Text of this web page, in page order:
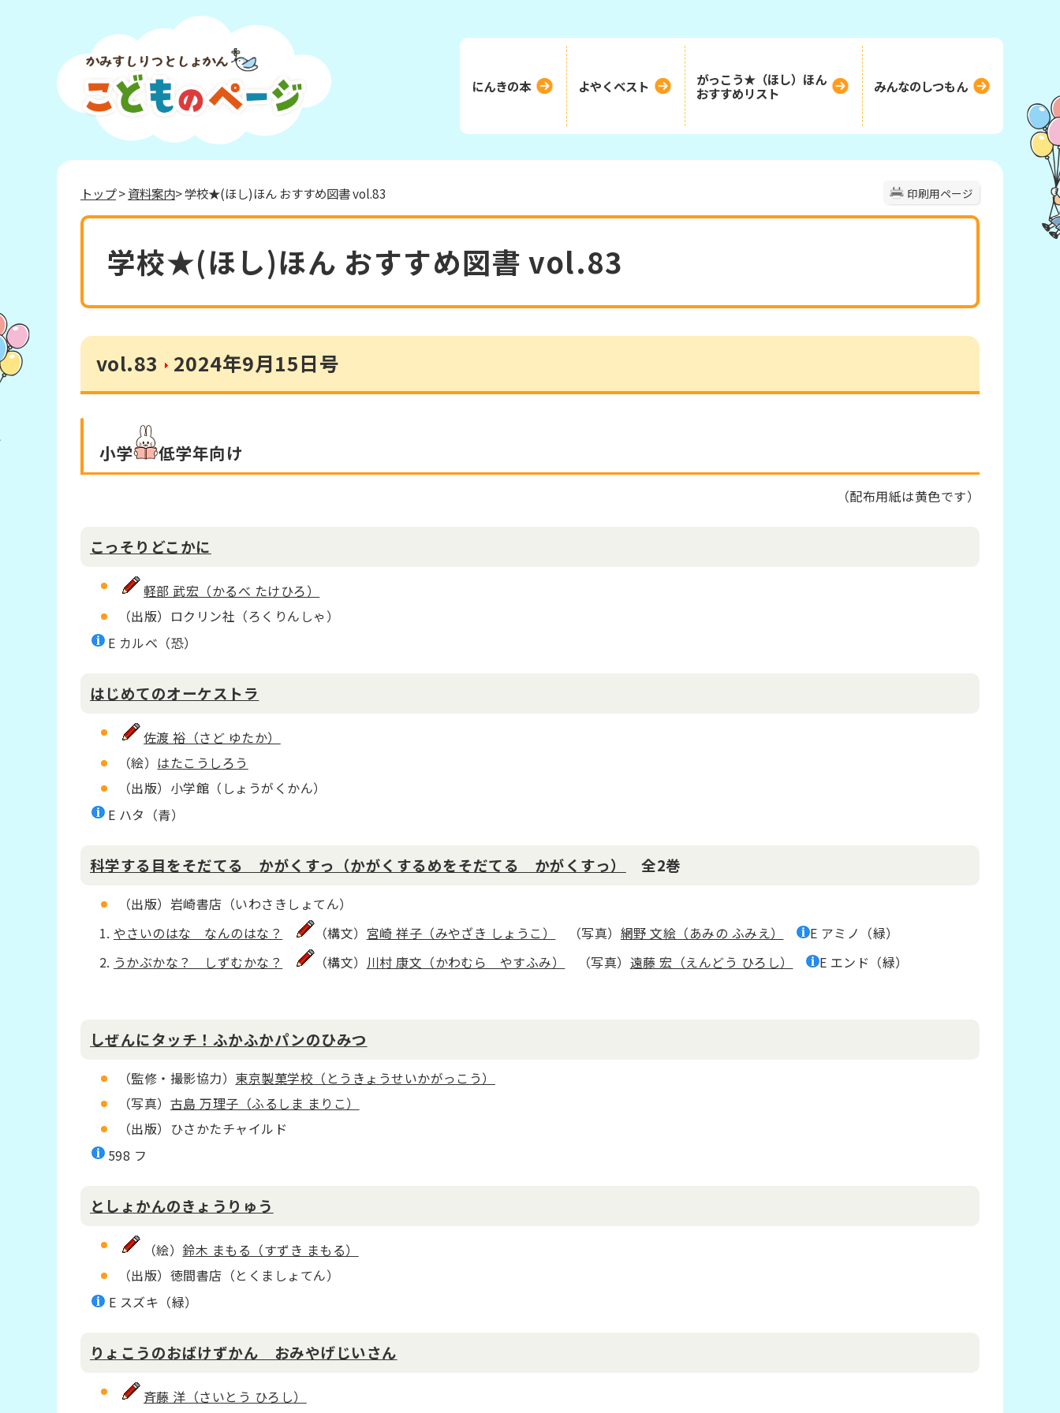
にんきの本 よやくベスト
がっこう★（ほし）ほん
おすすめリスト
みんなのしつもん
印刷用ページ
トップ>資料案内> 学校★(ほし)ほん おすすめ図書 vol.83
学校★(ほし)ほん おすすめ図書 vol.83
vol.83 2024年9月15日号
小学 低学年向け
（配布用紙は黄色です）
こっそりどこかに
軽部 武宏（かるべ たけひろ）
（出版）ロクリン社（ろくりんしゃ）
E カルベ（恐）
はじめてのオーケストラ
佐渡 裕（さど ゆたか）
（絵） はたこうしろう
（出版）小学館（しょうがくかん）
E ハタ（青）
科学する目をそだてる かがくすっ（かがくするめをそだてる かがくすっ） 全2巻
（出版）岩崎書店（いわさきしょてん）
やさいのはな なんのはな？
（構文） 宮崎 祥子（みやざき しょうこ） （写真） 網野 文絵（あみの ふみえ）
E アミノ（緑）
うかぶかな？ しずむかな？
（構文） 川村 康文（かわむら やすふみ） （写真） 遠藤 宏（えんどう ひろし） E エンド（緑）
しぜんにタッチ！ふかふかパンのひみつ
（監修・撮影協力） 東京製菓学校（とうきょうせいかがっこう）
（写真） 古島 万理子（ふるしま まりこ）
（出版）ひさかたチャイルド
598 フ
としょかんのきょうりゅう
（絵） 鈴木 まもる（すずき まもる）
（出版）徳間書店（とくましょてん）
E スズキ（緑）
りょこうのおばけずかん おみやげじいさん
斉藤 洋（さいとう ひろし）